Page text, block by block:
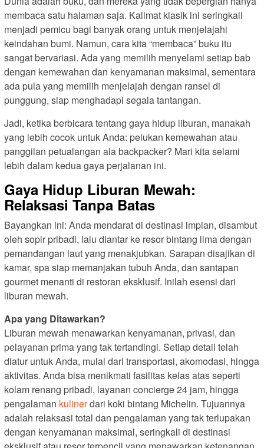
membaca satu halaman saja. Kalimat klasik ini seringkali
menjadi pemicu bagi banyak orang untuk menjelajahi
keindahan bumi. Namun, cara kita “membaca” buku itu
sangat bervariasi. Ada yang memilih menyelami setiap bab
dengan kemewahan dan kenyamanan maksimal, sementara
ada pula yang memilih menjelajah dengan ransel di
punggung, siap menghadapi segala tantangan.
Jadi, ketika berbicara tentang gaya hidup liburan, manakah
yang lebih cocok untuk Anda: pelukan kemewahan atau
panggilan petualangan ala backpacker? Mari kita selami
lebih dalam kedua gaya perjalanan ini.
Gaya Hidup Liburan Mewah:
Relaksasi Tanpa Batas
Bayangkan ini: Anda mendarat di destinasi impian, disambut
oleh sopir pribadi, lalu diantar ke resor bintang lima dengan
pemandangan laut yang menakjubkan. Sarapan disajikan di
kamar, spa siap memanjakan tubuh Anda, dan santapan
gourmet menanti di restoran eksklusif. Inilah esensi dari
liburan mewah.
Apa yang Ditawarkan?
Liburan mewah menawarkan kenyamanan, privasi, dan
pelayanan prima yang tak tertandingi. Setiap detail telah
diatur untuk Anda, mulai dari transportasi, akomodasi, hingga
aktivitas. Anda bisa menikmati fasilitas kelas atas seperti
kolam renang pribadi, layanan concierge 24 jam, hingga
pengalaman kulinerdari koki bintang Michelin. Tujuannya
adalah relaksasi total dan pengalaman yang tak terlupakan
dengan kenyamanan maksimal, seringkali di destinasi